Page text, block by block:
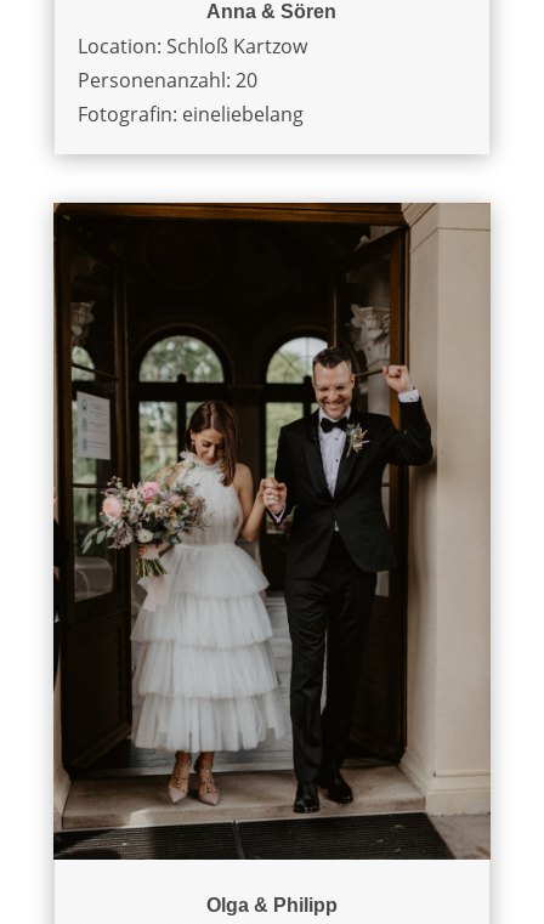
Anna & Sören
Location: Schloß Kartzow
Personenanzahl: 20
Fotografin: eineliebelang
Olga & Philipp